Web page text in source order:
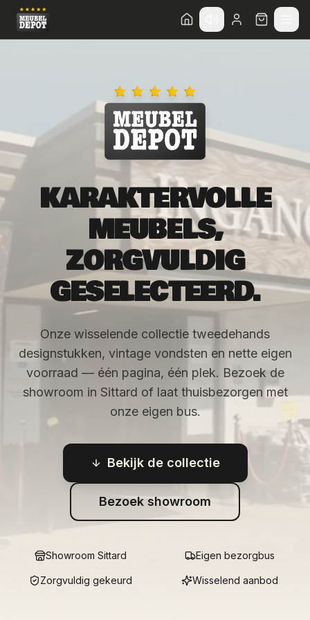
KARAKTERVOLLE
MEUBELS,
ZORGVULDIG
GESELECTEERD.
Onze wisselende collectie tweedehands
designstukken, vintage vondsten en nette eigen
voorraad — één pagina, één plek. Bezoek de
showroom in Sittard of laat thuisbezorgen met
onze eigen bus.
Bekijk de collectie
Bezoek showroom
Showroom Sittard Eigen bezorgbus
Zorgvuldig gekeurd Wisselend aanbod